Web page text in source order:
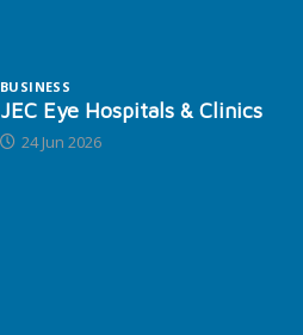
BUSINESS
JEC Eye Hospitals & Clinics
24 Jun 2026